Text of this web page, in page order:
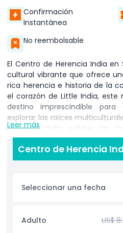
Confirmación
Instantánea
No reembolsable
El Centro de Herencia India
cultural vibrante que ofrece
rica herencia e historia de la
el corazón de Little India,
destino imprescindible para
explorar las raíces
Herencia India exhibe las
experiencias de los indios en
y asentamiento inicial hasta
desarrollo de la nación. Los
religiosas, vestimenta
cuidadosamente curadas
interactivas y
experiencia del museo sea
Leer más
Centro de Herencia
Seleccionar una fecha
Adulto US$